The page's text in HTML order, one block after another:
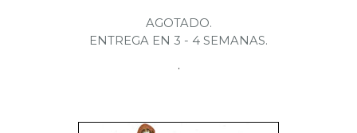
AGOTADO.
ENTREGA EN 3 - 4 SEMANAS.
.